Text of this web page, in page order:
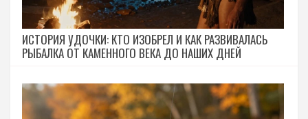
ИСТОРИЯ УДОЧКИ: КТО ИЗОБРЕЛ И КАК РАЗВИВАЛАСЬ
РЫБАЛКА ОТ КАМЕННОГО ВЕКА ДО НАШИХ ДНЕЙ